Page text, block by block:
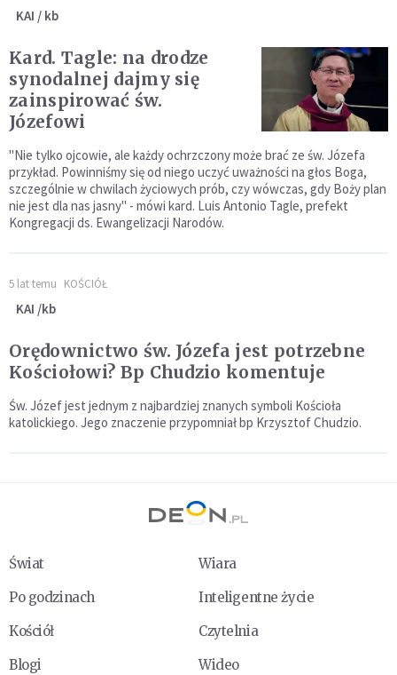
KAI / kb
Kard. Tagle: na drodze
synodalnej dajmy się
zainspirować św.
Józefowi
"Nie tylko ojcowie, ale każdy ochrzczony może brać ze św. Józefa
przykład. Powinniśmy się od niego uczyć uważności na głos Boga,
szczególnie w chwilach życiowych prób, czy wówczas, gdy Boży plan
nie jest dla nas jasny" - mówi kard. Luis Antonio Tagle, prefekt
Kongregacji ds. Ewangelizacji Narodów.
5 lat temu KOŚCIÓŁ
KAI /kb
Orędownictwo św. Józefa jest potrzebne
Kościołowi? Bp Chudzio komentuje
Św. Józef jest jednym z najbardziej znanych symboli Kościoła
katolickiego. Jego znaczenie przypomniał bp Krzysztof Chudzio.
Świat
Wiara
Po godzinach
Inteligentne życie
Kościół
Czytelnia
Blogi
Wideo